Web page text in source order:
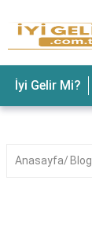
İyi Gelir Mi?
Anasayfa Blog